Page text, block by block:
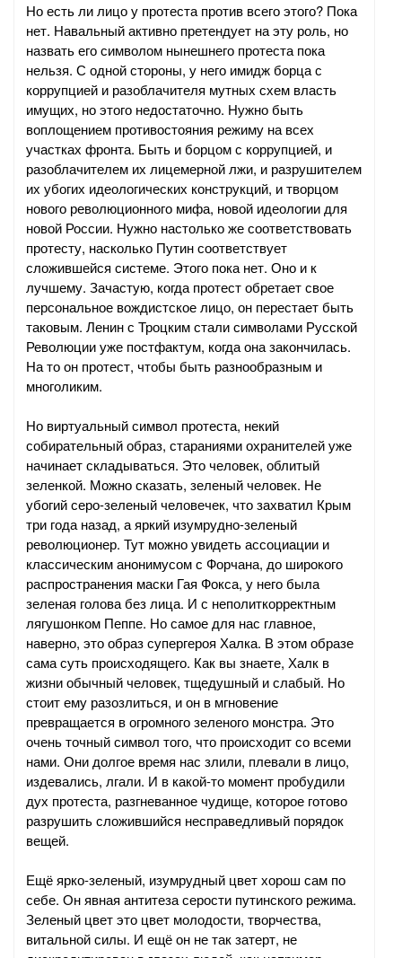
Но есть ли лицо у протеста против всего этого? Пока
нет. Навальный активно претендует на эту роль, но
назвать его символом нынешнего протеста пока
нельзя. С одной стороны, у него имидж борца с
коррупцией и разоблачителя мутных схем власть
имущих, но этого недостаточно. Нужно быть
воплощением противостояния режиму на всех
участках фронта. Быть и борцом с коррупцией, и
разоблачителем их лицемерной лжи, и разрушителем
их убогих идеологических конструкций, и творцом
нового революционного мифа, новой идеологии для
новой России. Нужно настолько же соответствовать
протесту, насколько Путин соответствует
сложившейся системе. Этого пока нет. Оно и к
лучшему. Зачастую, когда протест обретает свое
персональное вождистское лицо, он перестает быть
таковым. Ленин с Троцким стали символами Русской
Революции уже постфактум, когда она закончилась.
На то он протест, чтобы быть разнообразным и
многоликим.
Но виртуальный символ протеста, некий
собирательный образ, стараниями охранителей уже
начинает складываться. Это человек, облитый
зеленкой. Можно сказать, зеленый человек. Не
убогий серо-зеленый человечек, что захватил Крым
три года назад, а яркий изумрудно-зеленый
революционер. Тут можно увидеть ассоциации и
классическим анонимусом с Форчана, до широкого
распространения маски Гая Фокса, у него была
зеленая голова без лица. И с неполиткорректным
лягушонком Пеппе. Но самое для нас главное,
наверно, это образ супергероя Халка. В этом образе
сама суть происходящего. Как вы знаете, Халк в
жизни обычный человек, тщедушный и слабый. Но
стоит ему разозлиться, и он в мгновение
превращается в огромного зеленого монстра. Это
очень точный символ того, что происходит со всеми
нами. Они долгое время нас злили, плевали в лицо,
издевались, лгали. И в какой-то момент пробудили
дух протеста, разгневанное чудище, которое готово
разрушить сложившийся несправедливый порядок
вещей.
Ещё ярко-зеленый, изумрудный цвет хорош сам по
себе. Он явная антитеза серости путинского режима.
Зеленый цвет это цвет молодости, творчества,
витальной силы. И ещё он не так затерт, не